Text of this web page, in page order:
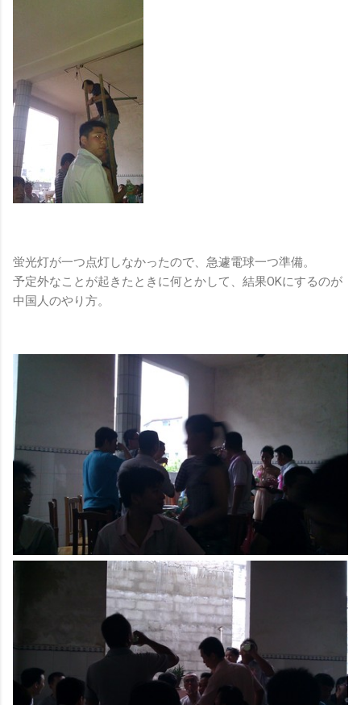
蛍光灯が一つ点灯しなかったので、急遽電球一つ準備。
予定外なことが起きたときに何とかして、結果OKにするのが
中国人のやり方。